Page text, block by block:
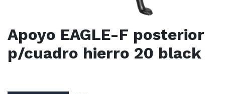
Apoyo EAGLE-F posterior
p/cuadro hierro 20 black